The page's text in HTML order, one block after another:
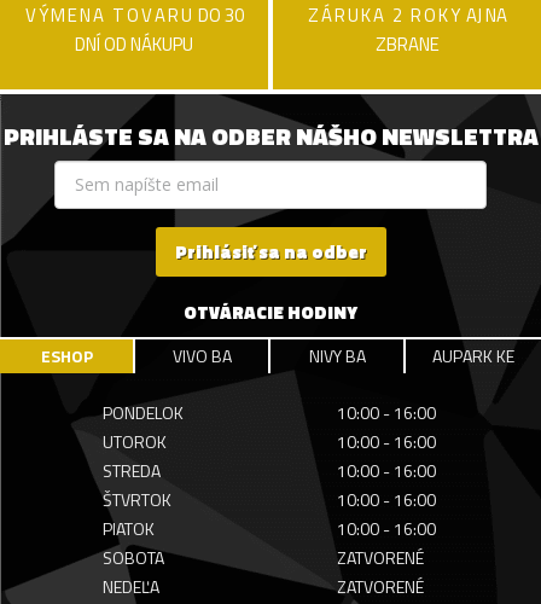
VÝMENA TOVARU DO 30
DNÍ OD NÁKUPU
ZÁRUKA 2 ROKY AJ NA
ZBRANE
PRIHLÁSTE SA NA ODBER NÁŠHO NEWSLETTRA
Prihlásiť sa na odber
OTVÁRACIE HODINY
ESHOP VIVO BA NIVY BA AUPARK KE
PONDELOK
10:00 - 16:00
UTOROK
10:00 - 16:00
STREDA
10:00 - 16:00
ŠTVRTOK
10:00 - 16:00
PIATOK
10:00 - 16:00
SOBOTA
ZATVORENÉ
NEDEĽA
ZATVORENÉ